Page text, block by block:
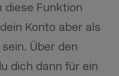
diese Funktion
Konto aber als
Über den
dich dann für ein